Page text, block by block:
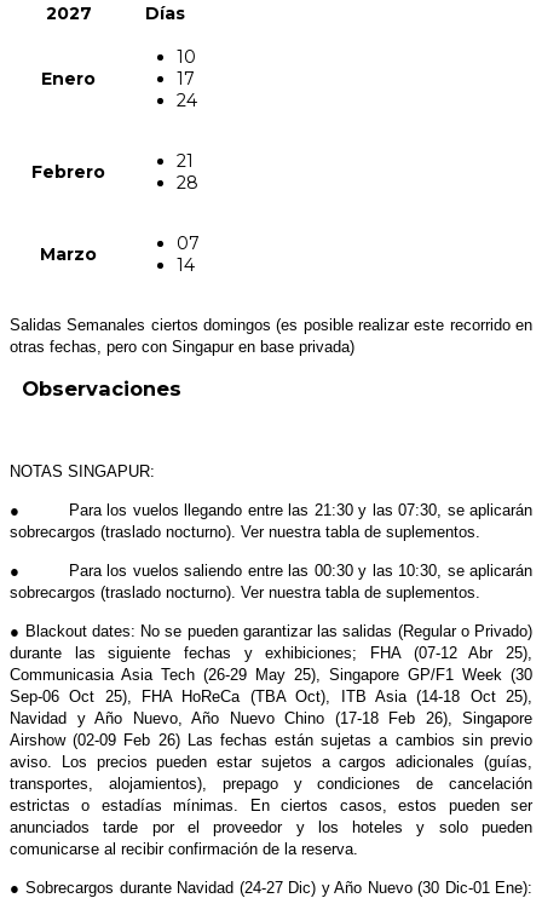
2027
Días
Enero
10
17
24
Febrero
21
28
Marzo
07
14
Salidas Semanales ciertos domingos (es posible realizar este recorrido en
otras fechas, pero con Singapur en base privada)
Observaciones
NOTAS SINGAPUR:
● Para los vuelos llegando entre las 21:30 y las 07:30, se aplicarán
sobrecargos (traslado nocturno). Ver nuestra tabla de suplementos.
● Para los vuelos saliendo entre las 00:30 y las 10:30, se aplicarán
sobrecargos (traslado nocturno). Ver nuestra tabla de suplementos.
● Blackout dates: No se pueden garantizar las salidas (Regular o Privado)
durante las siguiente fechas y exhibiciones; FHA (07-12 Abr 25),
Communicasia Asia Tech (26-29 May 25), Singapore GP/F1 Week (30
Sep-06 Oct 25), FHA HoReCa (TBA Oct), ITB Asia (14-18 Oct 25),
Navidad y Año Nuevo, Año Nuevo Chino (17-18 Feb 26), Singapore
Airshow (02-09 Feb 26) Las fechas están sujetas a cambios sin previo
aviso. Los precios pueden estar sujetos a cargos adicionales (guías,
transportes, alojamientos), prepago y condiciones de cancelación
estrictas o estadías mínimas. En ciertos casos, estos pueden ser
anunciados tarde por el proveedor y los hoteles y solo pueden
comunicarse al recibir confirmación de la reserva.
● Sobrecargos durante Navidad (24-27 Dic) y Año Nuevo (30 Dic-01 Ene):